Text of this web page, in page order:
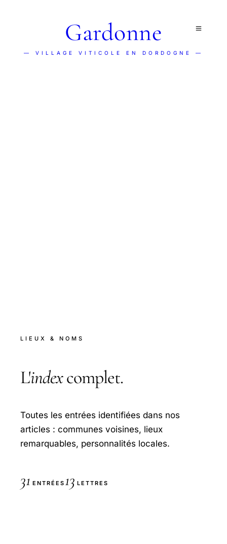
Gardonne
— VILLAGE VITICOLE EN DORDOGNE —
LIEUX & NOMS
L'indexcomplet.
Toutes les entrées identifiées dans nos
articles : communes voisines, lieux
remarquables, personnalités locales.
31 ENTRÉES13 LETTRES